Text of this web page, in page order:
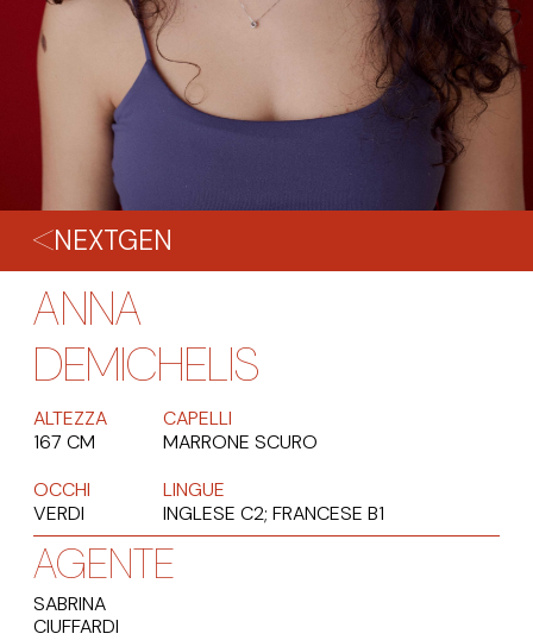
NEXTGEN
ANNA
DEMICHELIS
ALTEZZA
167 CM
CAPELLI
MARRONE SCURO
OCCHI
VERDI
LINGUE
INGLESE C2; FRANCESE B1
AGENTE
SABRINA
CIUFFARDI